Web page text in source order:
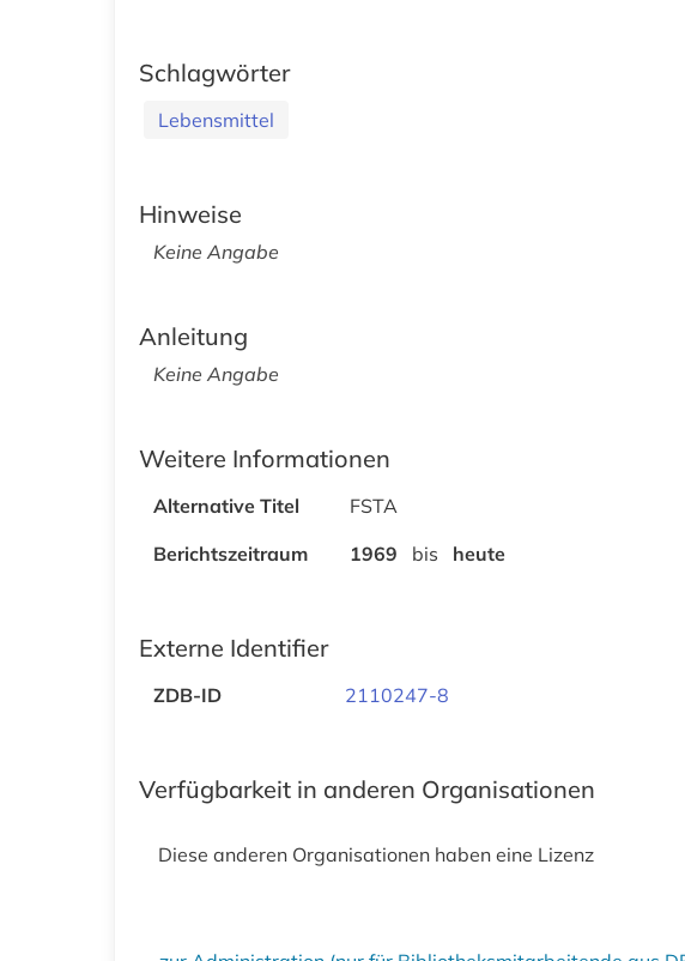
Schlagwörter
Lebensmittel
Hinweise
Keine Angabe
Anleitung
Keine Angabe
Weitere Informationen
Alternative Titel
FSTA
Berichtszeitraum
1969 bis heute
Externe Identifier
ZDB-ID 2110247-8
Verfügbarkeit in anderen Organisationen
Diese anderen Organisationen haben eine Lizenz